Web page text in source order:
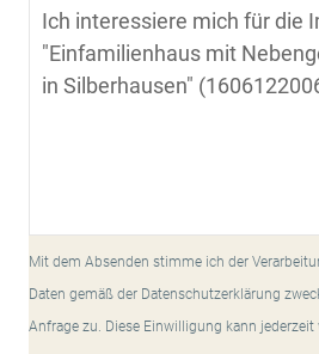
Mit dem Absenden stimme ich der
Daten gemäß der Datenschutzerklärung
Anfrage zu. Diese Einwilligung kann jederzeit